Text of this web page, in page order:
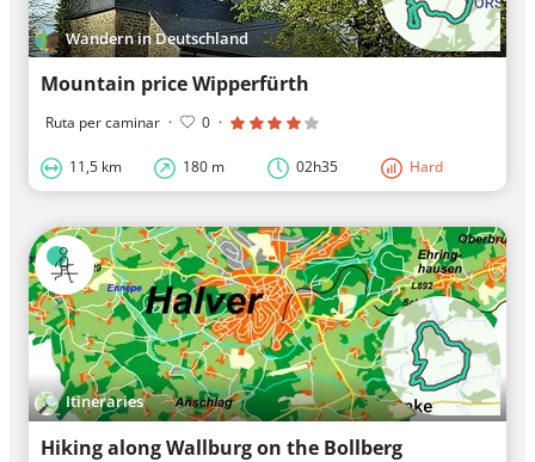
Wandern in Deutschland
Mountain price Wipperfürth
Ruta per caminar · 0 ·
11,5 km 180 m 02h35 Hard
Itineraries
Hiking along Wallburg on the Bollberg